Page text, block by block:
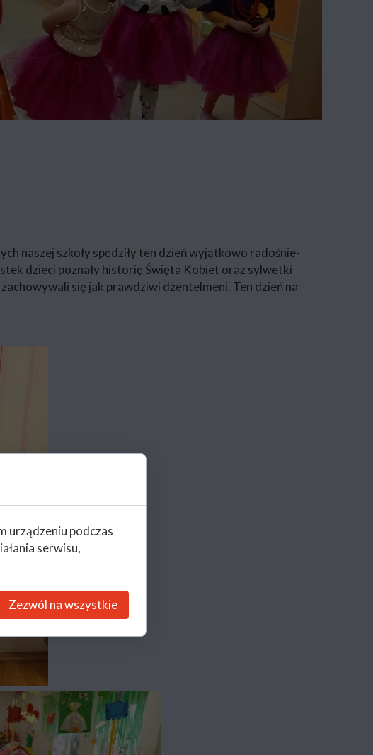
naszej szkoły spędziły ten dzień wyjątkowo radośnie-
dzieci poznały historię Święta Kobiet oraz sylwetki
się jak prawdziwi dżentelmeni. Ten dzień na
urządzeniu podczas
serwisu,
Zezwól na wszystkie